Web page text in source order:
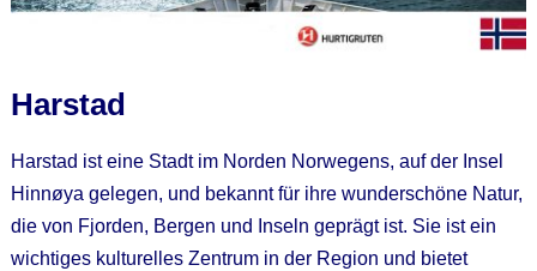
Harstad
Harstad ist eine Stadt im Norden Norwegens, auf der Insel
Hinnøya gelegen, und bekannt für ihre wunderschöne Natur,
die von Fjorden, Bergen und Inseln geprägt ist. Sie ist ein
wichtiges kulturelles Zentrum in der Region und bietet